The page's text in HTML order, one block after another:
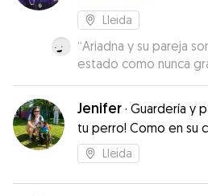
Lleida
“Ariadna y su pareja
estado como nunca
cuidadores y al
duda para nuestra
siempre!
Jenifer · Guardería y
tu perro! Como en su
Lleida